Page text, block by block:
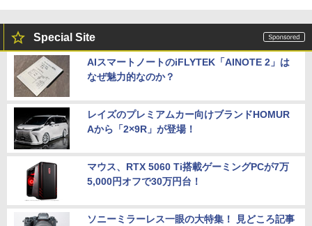
Special Site
AIスマートノートのiFLYTEK「AINOTE 2」は
なぜ魅力的なのか？
レイズのプレミアムカー向けブランドHOMUR
Aから「2×9R」が登場！
マウス、RTX 5060 Ti搭載ゲーミングPCが7万
5,000円オフで30万円台！
ソニーミラーレス一眼の大特集！ 見どころ記事